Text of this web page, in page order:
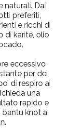
naturali. Dai
preferiti,
e ricchi di
di karité, olio
eccessivo
per dei
di respiro ai
una
rapido e
bantu knot a